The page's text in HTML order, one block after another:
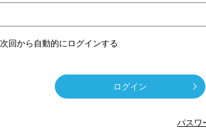
次回から自動的にログインする
ログイン
パスワ